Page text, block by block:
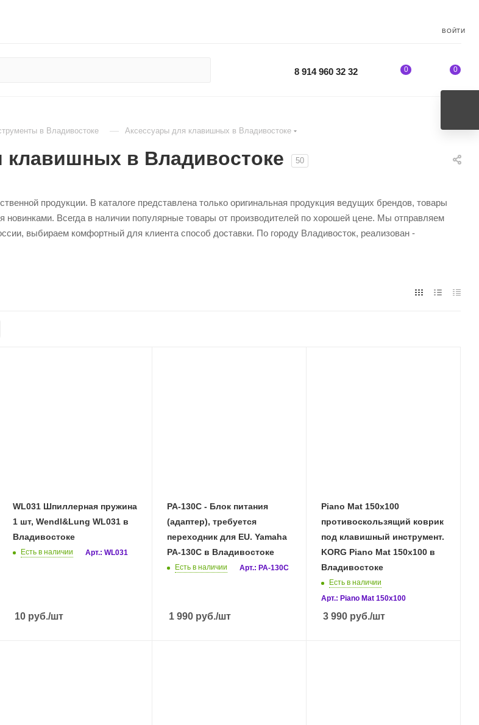
ВОЙТИ
8 914 960 32 32 0 0
в Владивостоке — Аксессуары для клавишных в Владивостоке
клавишных в Владивостоке 50
продукции. В каталоге представлена только оригинальная продукция ведущих брендов, товары
новинками. Всегда в наличии популярные товары от производителей по хорошей цене. Мы отправляем
выбираем комфортный для клиента способ доставки. По городу Владивосток, реализован -
WL031 Шпиллерная пружина
1 шт, Wendl&Lung WL031 в
Владивостоке
Есть в наличии Арт.: WL031
10 руб./шт
PA-130C - Блок питания
(адаптер), требуется
переходник для EU. Yamaha
PA-130C в Владивостоке
Есть в наличии Арт.: PA-130C
1 990 руб./шт
Piano Mat 150x100
противоскользящий коврик
под клавишный инструмент.
KORG Piano Mat 150x100 в
Владивостоке
Есть в наличии
Арт.: Piano Mat 150x100
3 990 руб./шт